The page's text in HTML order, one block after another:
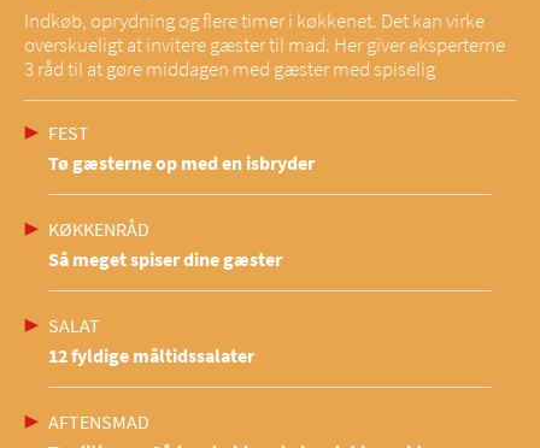
Indkøb, oprydning og flere timer i køkkenet. Det kan virke
overskueligt at invitere gæster til mad. Her giver eksperterne
3 råd til at gøre middagen med gæster med spiselig
FEST
Tø gæsterne op med en isbryder
KØKKENRÅD
Så meget spiser dine gæster
SALAT
12 fyldige måltidssalater
AFTENSMAD